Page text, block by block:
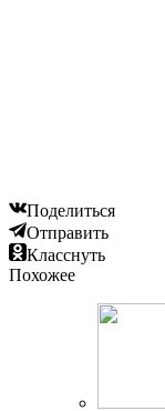
Поделиться
Отправить
Класснуть
Похожее